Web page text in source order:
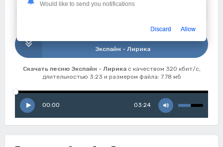
Экспайн - Лирика
Скачать песню Экспайн - Лирикас качеством 320 кбит/с,
длительностью 3:23 и размером файла: 7.78 мб
00:00 03:24
Would like to send you notifications
Discard Allow